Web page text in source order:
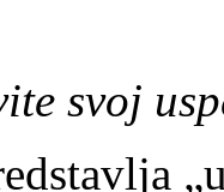
svoj